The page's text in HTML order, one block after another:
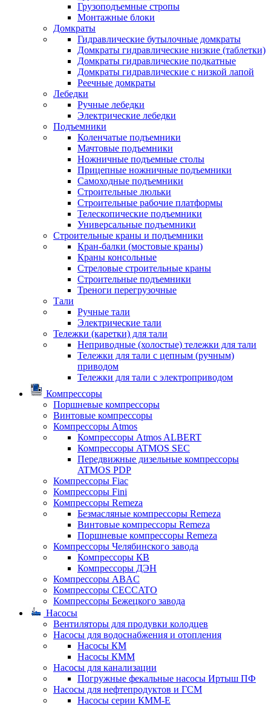
Грузоподъемные стропы
Монтажные блоки
Домкраты
Гидравлические бутылочные домкраты
Домкраты гидравлические низкие (таблетки)
Домкраты гидравлические подкатные
Домкраты гидравлические с низкой лапой
Реечные домкраты
Лебедки
Ручные лебедки
Электрические лебедки
Подъемники
Коленчатые подъемники
Мачтовые подъемники
Ножничные подъемные столы
Прицепные ножничные подъемники
Самоходные подъемники
Строительные люльки
Строительные рабочие платформы
Телескопические подъемники
Универсальные подъемники
Строительные краны и подъемники
Кран-балки (мостовые краны)
Краны консольные
Стреловые строительные краны
Строительные подъемники
Треноги перегрузочные
Тали
Ручные тали
Электрические тали
Тележки (каретки) для тали
Неприводные (холостые) тележки для тали
Тележки для тали с цепным (ручным)
приводом
Тележки для тали с электроприводом
Компрессоры
Поршневые компрессоры
Винтовые компрессоры
Компрессоры Atmos
Компрессоры Atmos ALBERT
Компрессоры ATMOS SEC
Передвижные дизельные компрессоры
ATMOS PDP
Компрессоры Fiac
Компрессоры Fini
Компрессоры Remeza
Безмасляные компрессоры Remeza
Винтовые компрессоры Remeza
Поршневые компрессоры Remeza
Компрессоры Челябинского завода
Компрессоры КВ
Компрессоры ДЭН
Компрессоры ABAC
Компрессоры CECCATO
Компрессоры Бежецкого завода
Насосы
Вентиляторы для продувки колодцев
Насосы для водоснабжения и отопления
Насосы КМ
Насосы КММ
Насосы для канализации
Погружные фекальные насосы Иртыш ПФ
Насосы для нефтепродуктов и ГСМ
Насосы серии КММ-Е